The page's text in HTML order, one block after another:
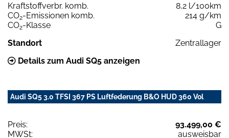
Kraftstoffverbr. komb.
8,2 l/100km
CO2-Emissionen komb.
214 g/km
CO2-Klasse
G
Standort
Zentrallager
Details zum Audi SQ5 anzeigen
Audi SQ5 3.0 TFSI 367 PS Luftfederung B&O HUD 360 Vol
Preis:
93.499,00 €
MWSt:
ausweisbar